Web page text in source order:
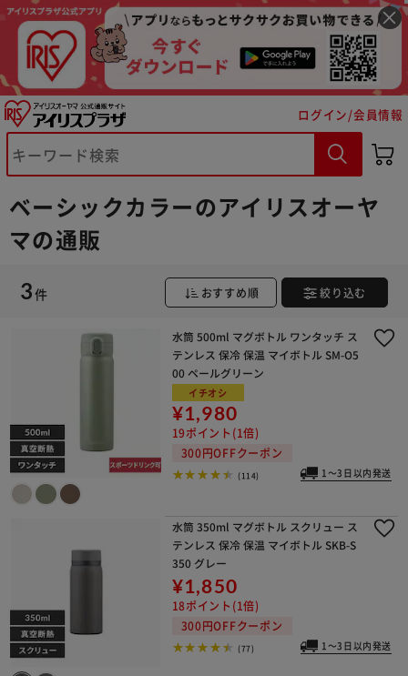
ログイン/会員情報
ベーシックカラーのアイリスオーヤ
マの通販
3件 おすすめ順 絞り込む
水筒 500ml マグボトル ワンタッチ ス
テンレス 保冷 保温 マイボトル SM-O5
00 ペールグリーン
イチオシ
¥1,980
19ポイント(1倍)
300円OFFクーポン
(114) 1～3日以内発送
水筒 350ml マグボトル スクリュー ス
テンレス 保冷 保温 マイボトル SKB-S
350 グレー
¥1,850
18ポイント(1倍)
300円OFFクーポン
(77) 1～3日以内発送
※ご確認ください
カートに入れる